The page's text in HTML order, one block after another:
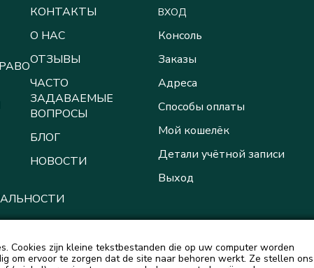
КОНТАКТЫ
О НАС
ОТЗЫВЫ
ЧАСТО
ЗАДАВАЕМЫЕ
ВОПРОСЫ
БЛОГ
НОВОСТИ
ВХОД
Консоль
Заказы
Адреса
Способы оплаты
Мой кошелёк
Детали учётной записи
Выход
Cookies zijn kleine tekstbestanden die op uw computer worden
om ervoor te zorgen dat de site naar behoren werkt. Ze stellen ons